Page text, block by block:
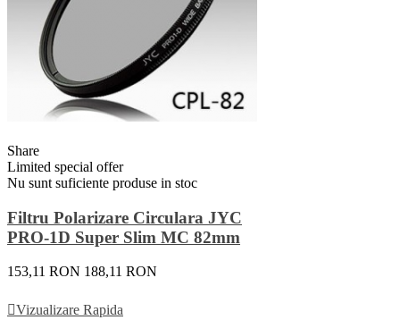
Share
Limited special offer
Nu sunt suficiente produse in stoc
Filtru Polarizare Circulara JYC
PRO-1D Super Slim MC 82mm
153,11 RON 188,11 RON
Vizualizare Rapida